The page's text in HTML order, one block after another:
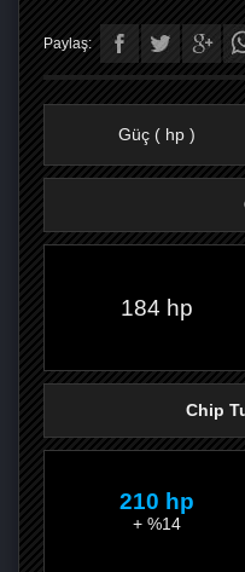
Paylaş:
Güç ( hp )
184 hp
Chip
210 hp
+ %14